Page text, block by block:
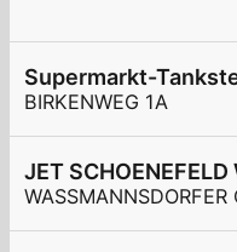
BIRKENWEG 1A